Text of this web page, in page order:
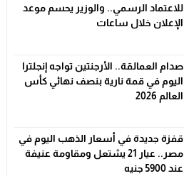
للاعتماد الرسمي.. والوزير يحسم موعد
الإعلان خلال ساعات
صدام العمالقة.. الأرجنتين تواجه إنجلترا
اليوم في قمة نارية بنصف نهائي كأس
العالم 2026
قفزة جديدة في أسعار الذهب اليوم في
مصر.. عيار 21 يشتعل ومقاومة عنيفة
عند 5900 جنيه